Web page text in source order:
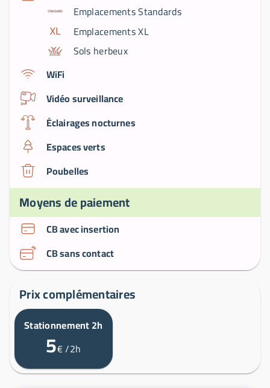
Emplacements Standards
Emplacements XL
Sols herbeux
WiFi
Vidéo surveillance
Éclairages nocturnes
Espaces verts
Poubelles
Moyens de paiement
CB avec insertion
CB sans contact
Prix complémentaires
Stationnement 2h
5€/2h